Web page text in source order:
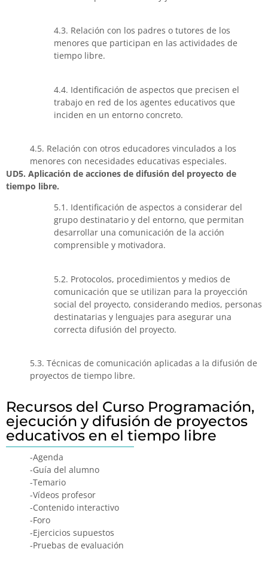
4.3. Relación con los padres o tutores de los
menores que participan en las actividades de
tiempo libre.
4.4. Identificación de aspectos que precisen el
trabajo en red de los agentes educativos que
inciden en un entorno concreto.
4.5. Relación con otros educadores vinculados a los
menores con necesidades educativas especiales.
UD5. Aplicación de acciones de difusión del proyecto de
tiempo libre.
5.1. Identificación de aspectos a considerar del
grupo destinatario y del entorno, que permitan
desarrollar una comunicación de la acción
comprensible y motivadora.
5.2. Protocolos, procedimientos y medios de
comunicación que se utilizan para la proyección
social del proyecto, considerando medios, personas
destinatarias y lenguajes para asegurar una
correcta difusión del proyecto.
5.3. Técnicas de comunicación aplicadas a la difusión de
proyectos de tiempo libre.
Recursos del Curso Programación,
ejecución y difusión de proyectos
educativos en el tiempo libre
-Agenda
-Guía del alumno
-Temario
-Vídeos profesor
-Contenido interactivo
-Foro
-Ejercicios supuestos
-Pruebas de evaluación